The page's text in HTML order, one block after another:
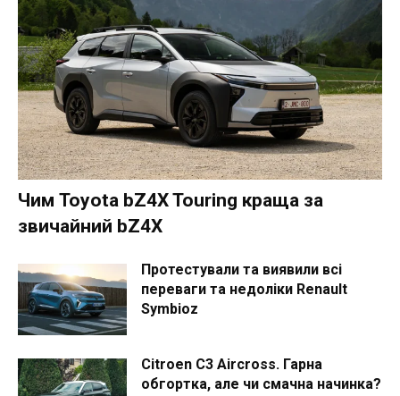
Чим Toyota bZ4X Touring краща за
звичайний bZ4X
Протестували та виявили всі
переваги та недоліки Renault
Symbioz
Citroen C3 Aircross. Гарна
обгортка, але чи смачна начинка?